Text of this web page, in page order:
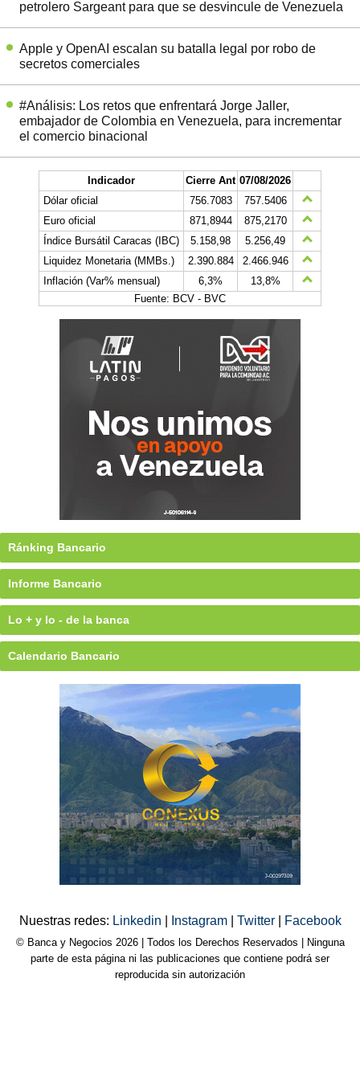
petrolero Sargeant para que se desvincule de Venezuela
Apple y OpenAI escalan su batalla legal por robo de
secretos comerciales
#Análisis: Los retos que enfrentará Jorge Jaller,
embajador de Colombia en Venezuela, para incrementar
el comercio binacional
Indicador Cierre Ant 07/08/2026
Dólar oficial
756.7083
757.5406
Euro oficial
871,8944
875,2170
Índice Bursátil Caracas (IBC)
5.158,98
5.256,49
Liquidez Monetaria (MMBs.)
2.390.884
2.466.946
Inflación (Var% mensual)
6,3%
13,8%
Fuente: BCV - BVC
Ránking Bancario
Informe Bancario
Lo + y lo - de la banca
Calendario Bancario
Nuestras redes: Linkedin Instagram Twitter Facebook
© Banca y Negocios 2026 | Todos los Derechos Reservados | Ninguna
parte de esta página ni las publicaciones que contiene podrá ser
reproducida sin autorización